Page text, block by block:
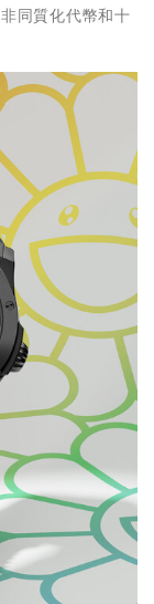
同質化代幣和十